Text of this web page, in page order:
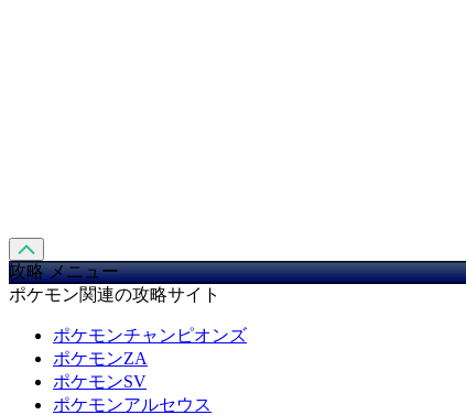
攻略 メニュー
ポケモン関連の攻略サイト
ポケモンチャンピオンズ
ポケモンZA
ポケモンSV
ポケモンアルセウス